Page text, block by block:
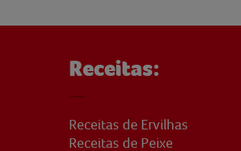
Receitas:
Receitas de Ervilhas
Receitas de Peixe